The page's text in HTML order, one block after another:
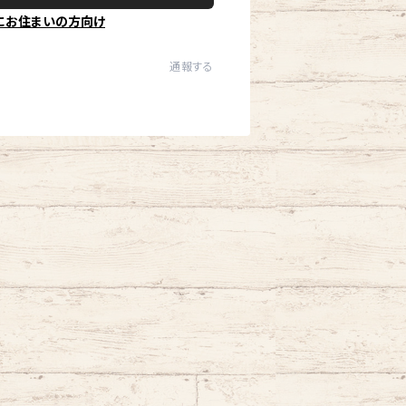
お住まいの方向け
通報する